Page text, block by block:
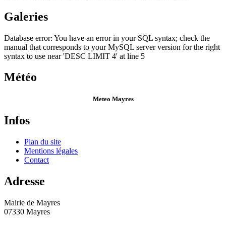
Galeries
Database error: You have an error in your SQL syntax; check the
manual that corresponds to your MySQL server version for the right
syntax to use near 'DESC LIMIT 4' at line 5
Météo
Meteo Mayres
Infos
Plan du site
Mentions légales
Contact
Adresse
Mairie de Mayres
07330 Mayres